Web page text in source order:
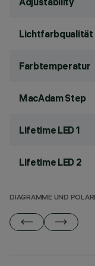
Lichtfarbqualität
Farbtemperatur
MacAdam Step
Lifetime LED 1
Lifetime LED 2
DIAGRAMME UND